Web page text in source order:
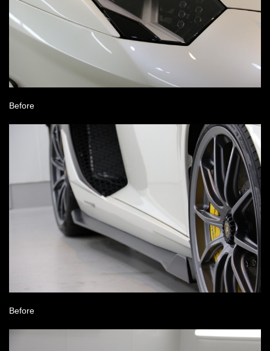
Before
Before